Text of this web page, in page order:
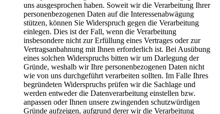
uns ausgesprochen haben. Soweit wir die Verarbeitung Ihrer
personenbezogenen Daten auf die Interessenabwägung
stützen, können Sie Widerspruch gegen die Verarbeitung
einlegen. Dies ist der Fall, wenn die Verarbeitung
insbesondere nicht zur Erfüllung eines Vertrages oder zur
Vertragsanbahnung mit Ihnen erforderlich ist. Bei Ausübung
eines solchen Widerspruchs bitten wir um Darlegung der
Gründe, weshalb wir Ihre personenbezogenen Daten nicht
wie von uns durchgeführt verarbeiten sollten. Im Falle Ihres
begründeten Widerspruchs prüfen wir die Sachlage und
werden entweder die Datenverarbeitung einstellen bzw.
anpassen oder Ihnen unsere zwingenden schutzwürdigen
Gründe aufzeigen, aufgrund derer wir die Verarbeitung